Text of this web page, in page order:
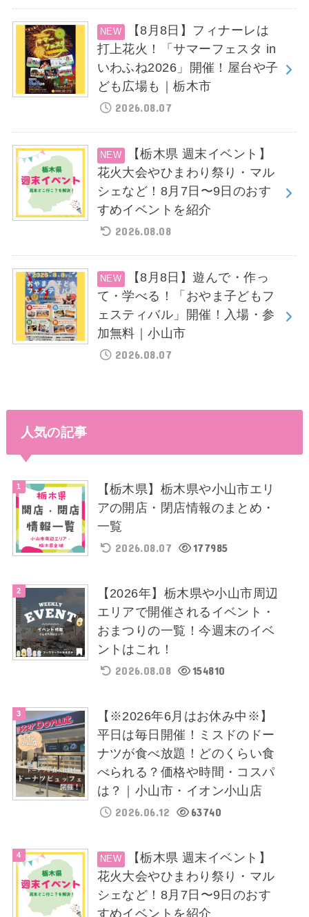
【8月8日】フィナーレは
打上花火！「サマーフェスタ in
いわふね2026」開催！屋台や子
ども広場も｜栃木市
2026.08.07
【栃木県 週末イベント】
花火大会やひまわり祭り・マル
シェなど！8月7日〜9日のおす
すめイベントを紹介
2026.08.08
【8月8日】遊んで・作っ
て・学べる！「おやま子どもフ
ェスティバル」開催！入場・参
加無料｜小山市
2026.08.07
人気の記事
【栃木県】栃木県や小山市エリ
アの開店・閉店情報のまとめ・
一覧
2026.08.07 177985
【2026年】栃木県や小山市周辺
エリアで開催されるイベント・
おまつりの一覧！今週末のイベ
ントはこれ！
2026.08.08 154810
【※2026年6月はお休み中※】
平日は毎日開催！ミスドのドー
ナツが食べ放題！どのくらい食
べられる？価格や時間・コスパ
は？｜小山市・イオン小山店
2026.06.12 63740
【栃木県 週末イベント】
花火大会やひまわり祭り・マル
シェなど！8月7日〜9日のおす
すめイベントを紹介